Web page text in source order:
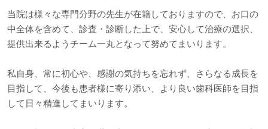
当院は様々な専門分野の先生が在籍しておりますので、お口の
中全体を含めて、診査・診断した上で、安心して治療の選択、
提供出来るようチーム一丸となって努めてまいります。
私自身、常に初心や、感謝の気持ちを忘れず、さらなる成長を
目指して、今後も患者様に寄り添い、より良い歯科医師を目指
して日々精進してまいります。